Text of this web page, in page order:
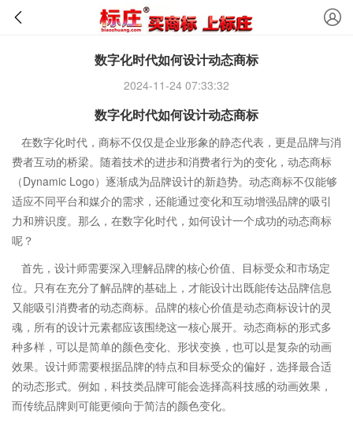
数字化时代如何设计动态商标
2024-11-24 07:33:32
数字化时代如何设计动态商标
在数字化时代，商标不仅仅是企业形象的静态代表，更是品牌与消
费者互动的桥梁。随着技术的进步和消费者行为的变化，动态商标
（Dynamic Logo）逐渐成为品牌设计的新趋势。动态商标不仅能够
适应不同平台和媒介的需求，还能通过变化和互动增强品牌的吸引
力和辨识度。那么，在数字化时代，如何设计一个成功的动态商标
呢？
首先，设计师需要深入理解品牌的核心价值、目标受众和市场定
位。只有在充分了解品牌的基础上，才能设计出既能传达品牌信息
又能吸引消费者的动态商标。品牌的核心价值是动态商标设计的灵
魂，所有的设计元素都应该围绕这一核心展开。动态商标的形式多
种多样，可以是简单的颜色变化、形状变换，也可以是复杂的动画
效果。设计师需要根据品牌的特点和目标受众的偏好，选择最合适
的动态形式。例如，科技类品牌可能会选择高科技感的动画效果，
而传统品牌则可能更倾向于简洁的颜色变化。